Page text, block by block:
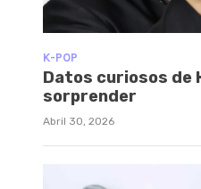
K-POP
Datos curiosos de
sorprender
Abril 30, 2026